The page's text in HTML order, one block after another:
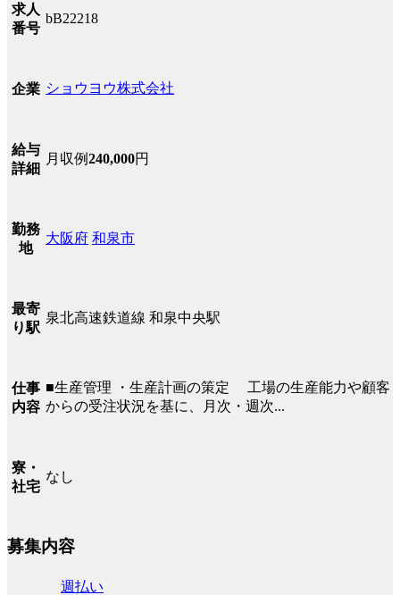
求人
番号
bB22218
企業 ショウヨウ株式会社
給与
詳細
月収例240,000円
勤務
地
大阪府 和泉市
最寄
り駅
泉北高速鉄道線 和泉中央駅
仕事
内容
■生産管理 ・生産計画の策定 工場の生産能力や顧客
からの受注状況を基に、月次・週次...
寮・
社宅
なし
募集内容
週払い